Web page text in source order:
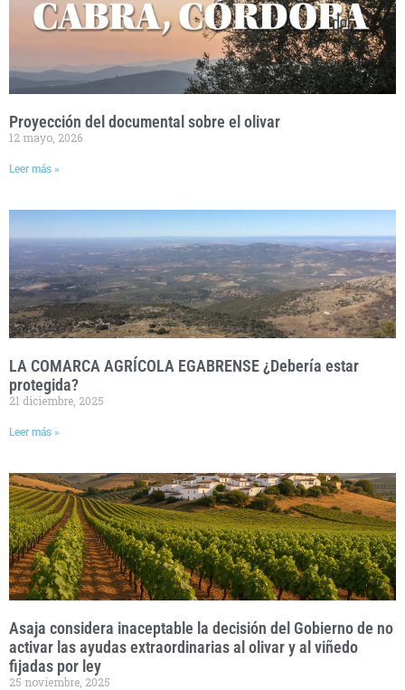
Proyección del documental sobre el olivar
12 mayo, 2026
Leer más »
LA COMARCA AGRÍCOLA EGABRENSE ¿Debería estar
protegida?
21 diciembre, 2025
Leer más »
Asaja considera inaceptable la decisión del Gobierno de no
activar las ayudas extraordinarias al olivar y al viñedo
fijadas por ley
25 noviembre, 2025